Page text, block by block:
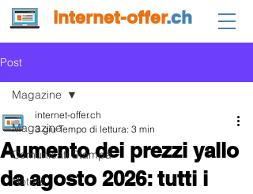
internet-offer.ch
Post
Magazine
Comunicati Stampa
Notizie
Magazine
Aumento dei prezzi yallo
da agosto 2026: tutti i
internet-offer.ch
3 giu Tempo di lettura: 3 min